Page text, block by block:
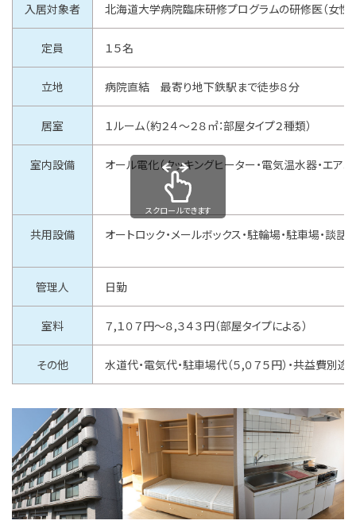
入居対象者 北海道大学病院臨床研修プログラムの研修医（女性）
定員 １５名
立地 病院直結 最寄り地下鉄駅まで徒歩８分
居室 １ルーム（約２４～２８㎡：部屋タイプ２種類）
室内設備 オール電化（クッキングヒーター・電気温水器・エアコ
共用設備 オートロック・メールボックス・駐輪場・駐車場・談話
管理人 日勤
室料 ７,１０７円～８,３４３円（部屋タイプによる）
その他 水道代・電気代・駐車場代（５,０７５円）・共益費別途
スクロールできます